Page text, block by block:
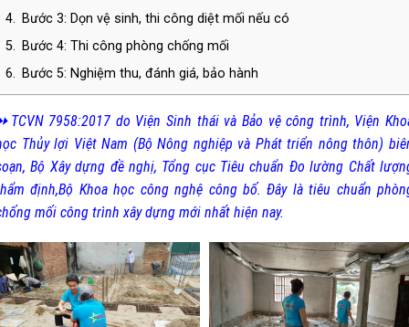
4. Bước 3: Dọn vệ sinh, thi công diệt mối nếu có
5. Bước 4: Thi công phòng chống mối
6. Bước 5: Nghiệm thu, đánh giá, bảo hành
7958:2017 do Viện Sinh thái và Bảo vệ công trình, Viện
Thủy lợi Việt Nam (Bộ Nông nghiệp và Phát triển nông thôn)
Bộ Xây dựng đề nghị, Tổng cục Tiêu chuẩn Đo lường Chất
định,Bộ Khoa học công nghệ công bố. Đây là tiêu chuẩn
mối công trình xây dựng mới nhất hiện nay.